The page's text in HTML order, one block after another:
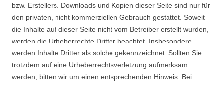
bzw. Erstellers. Downloads und Kopien dieser Seite sind nur für
den privaten, nicht kommerziellen Gebrauch gestattet. Soweit
die Inhalte auf dieser Seite nicht vom Betreiber erstellt wurden,
werden die Urheberrechte Dritter beachtet. Insbesondere
werden Inhalte Dritter als solche gekennzeichnet. Sollten Sie
trotzdem auf eine Urheberrechtsverletzung aufmerksam
werden, bitten wir um einen entsprechenden Hinweis. Bei